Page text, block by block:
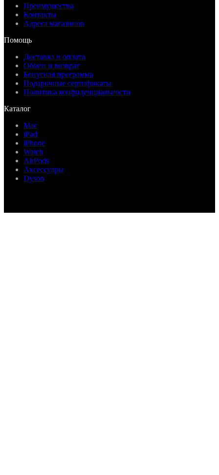
Преимущества
Контакты
Адреса магазинов
Помощь
Доставка и оплата
Обмен и возврат
Бонусная программа
Подарочные сертификаты
Политика конфиденциальности
Каталог
Mac
iPad
iPhone
Watch
AirPods
Аксессуары
Dyson